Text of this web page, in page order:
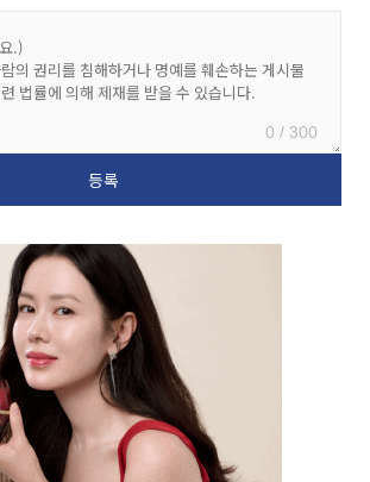
0 / 300